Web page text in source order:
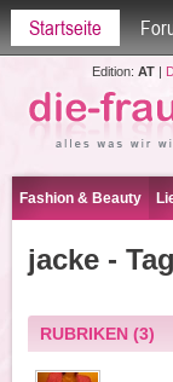
Startseite
Edition: AT|
Fashion & Beauty
jacke - Tag
RUBRIKEN(3)